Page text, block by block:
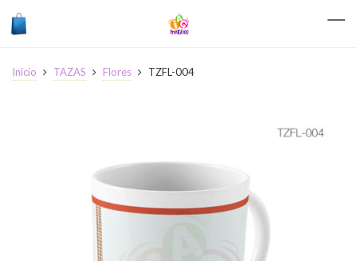
Inicio TAZAS Flores TZFL-004